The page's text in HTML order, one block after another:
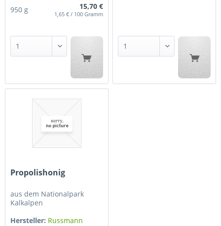
950 g 15,70 €
1,65 € / 100 Gramm
Propolishonig
aus dem Nationalpark
Kalkalpen
Hersteller: Russmann